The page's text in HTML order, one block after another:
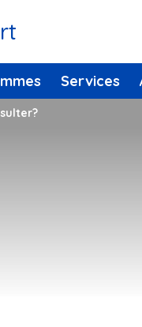
Services